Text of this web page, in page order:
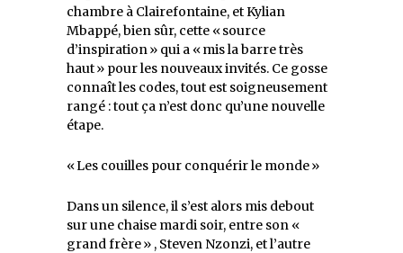
chambre à Clairefontaine, et Kylian
Mbappé, bien sûr, cette « source
d’inspiration » qui a « mis la barre très
haut » pour les nouveaux invités. Ce gosse
connaît les codes, tout est soigneusement
rangé : tout ça n’est donc qu’une nouvelle
étape.
« Les couilles pour conquérir le monde »
Dans un silence, il s’est alors mis debout
sur une chaise mardi soir, entre son «
grand frère » , Steven Nzonzi, et l’autre